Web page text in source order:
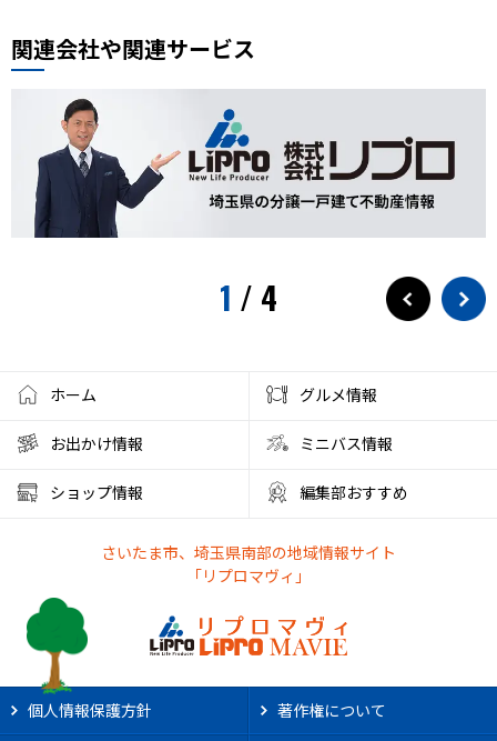
関連会社や関連サービス
1 / 4
ホーム グルメ情報
お出かけ情報 ミニバス情報
ショップ情報 編集部おすすめ
さいたま市、埼玉県南部の地域情報サイト
「リプロマヴィ」
個人情報保護方針 著作権について